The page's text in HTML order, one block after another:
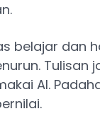
belajar dan
Tulisan
AI.